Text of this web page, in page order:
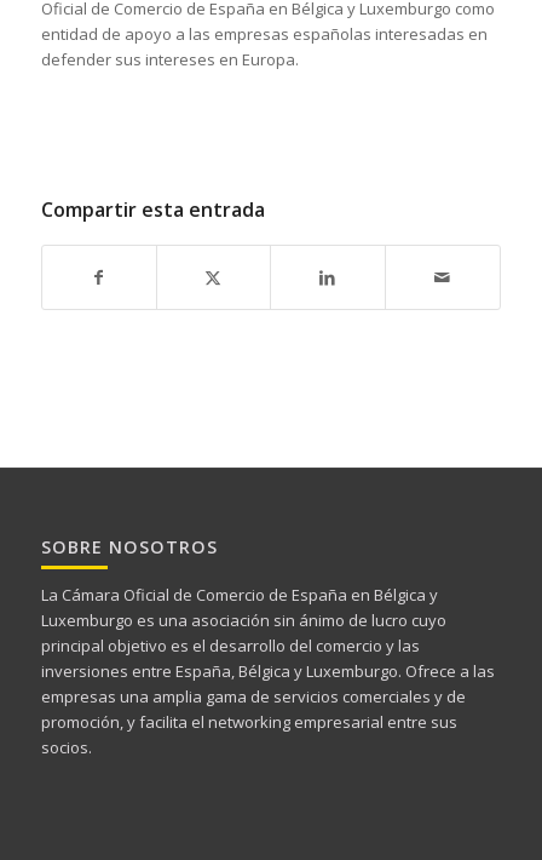
Oficial de Comercio de España en Bélgica y Luxemburgo como
entidad de apoyo a las empresas españolas interesadas en
defender sus intereses en Europa.
Compartir esta entrada
SOBRE NOSOTROS
La Cámara Oficial de Comercio de España en Bélgica y
Luxemburgo es una asociación sin ánimo de lucro cuyo
principal objetivo es el desarrollo del comercio y las
inversiones entre España, Bélgica y Luxemburgo. Ofrece a las
empresas una amplia gama de servicios comerciales y de
promoción, y facilita el networking empresarial entre sus
socios.